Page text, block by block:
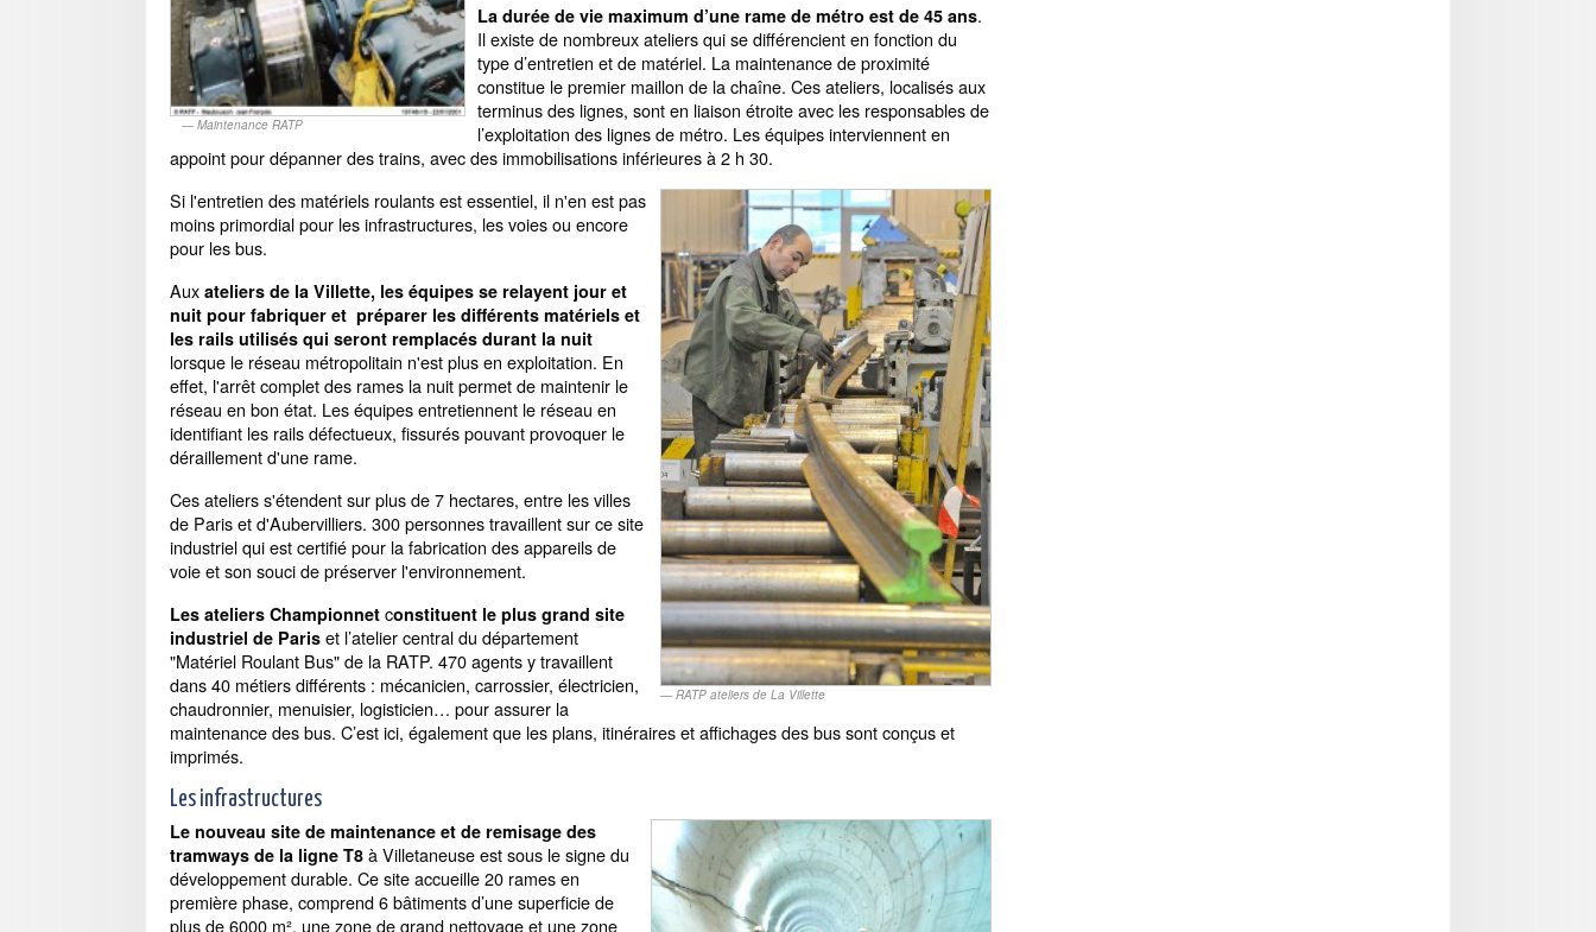
Maintenance RATP
La durée de vie maximum d’une rame de métro est de 45 ans.
Il existe de nombreux ateliers qui se différencient en fonction du
type d’entretien et de matériel. La maintenance de proximité
constitue le premier maillon de la chaîne. Ces ateliers, localisés aux
terminus des lignes, sont en liaison étroite avec les responsables de
l’exploitation des lignes de métro. Les équipes interviennent en
appoint pour dépanner des trains, avec des immobilisations inférieures à 2 h 30.
RATP ateliers de La Villette
Si l'entretien des matériels roulants est essentiel, il n'en est pas
moins primordial pour les infrastructures, les voies ou encore
pour les bus.
Aux ateliers de la Villette, les équipes se relayent jour et
nuit pour fabriquer et préparer les différents matériels et
les rails utilisés qui seront remplacés durant la nuit
lorsque le réseau métropolitain n'est plus en exploitation. En
effet, l'arrêt complet des rames la nuit permet de maintenir le
réseau en bon état. Les équipes entretiennent le réseau en
identifiant les rails défectueux, fissurés pouvant provoquer le
déraillement d'une rame.
Ces ateliers s'étendent sur plus de 7 hectares, entre les villes
de Paris et d'Aubervilliers. 300 personnes travaillent sur ce site
industriel qui est certifié pour la fabrication des appareils de
voie et son souci de préserver l'environnement.
Les ateliers Championnet constituent le plus grand site
industriel de Paris et l’atelier central du département
"Matériel Roulant Bus" de la RATP. 470 agents y travaillent
dans 40 métiers différents : mécanicien, carrossier, électricien,
chaudronnier, menuisier, logisticien… pour assurer la
maintenance des bus. C’est ici, également que les plans, itinéraires et affichages des bus sont conçus et
imprimés.
Les infrastructures
Le nouveau site de maintenance et de remisage des
tramways de la ligne T8 à Villetaneuse est sous le signe du
développement durable. Ce site accueille 20 rames en
première phase, comprend 6 bâtiments d’une superficie de
plus de 6000 m², une zone de grand nettoyage et une zone